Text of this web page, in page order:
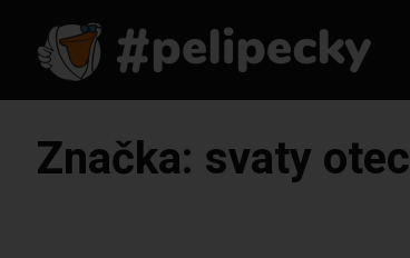
Značka: svaty otec